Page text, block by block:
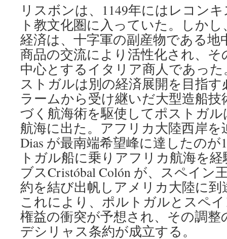
リスボンは、1149年にはレコン
ト教文化圏に入っていた。しか
経済は、十字軍の副産物である地
商品の交流により活性化され、
中心とするイタリア商人であっ
ストガルは別の経済展開を目指
ラームから受け継いだ大型造船
づく航海術を駆使してポストガ
航海に出た。アフリカ大陸西岸を
Dias が最南端希望峰に達したのが
トガル船に乗りアフリカ航海を
ブスCristóbal Colón が、スペイン
約を結び出帆しアメリカ大陸に到
これにより、ポルトガルとスペ
権益の衝突が予想され、その調整
デシリャス条約が成立する。